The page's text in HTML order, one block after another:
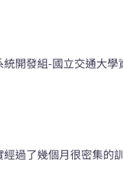
統開發組-國立交通大學
經過了幾個月很密集的